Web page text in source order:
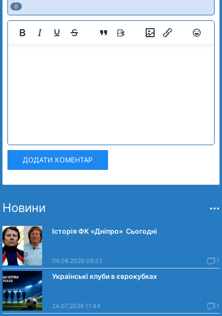
0
ДОДАТИ КОМЕНТАР
Новини
Історія ФК «Дніпро» Сьогодні
06.08.2026 09:33 1
Українські клуби в єврокубках
24.07.2026 11:44 1